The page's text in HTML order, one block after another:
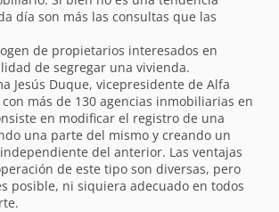
día son más las consultas que las
de propietarios interesados en
de segregar una vivienda.
Jesús Duque, vicepresidente de Alfa
más de 130 agencias inmobiliarias en
en modificar el registro de una
una parte del mismo y creando un
del anterior. Las ventajas
de este tipo son diversas, pero
posible, ni siquiera adecuado en todos